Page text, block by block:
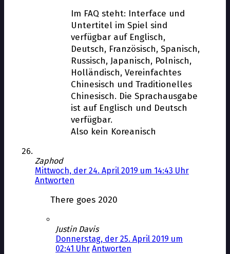
Im FAQ steht: Interface und
Untertitel im Spiel sind
verfügbar auf Englisch,
Deutsch, Französisch, Spanisch,
Russisch, Japanisch, Polnisch,
Holländisch, Vereinfachtes
Chinesisch und Traditionelles
Chinesisch. Die Sprachausgabe
ist auf Englisch und Deutsch
verfügbar.
Also kein Koreanisch
Zaphod
Mittwoch, der 24. April 2019 um 14:43 Uhr
Antworten
There goes 2020
Justin Davis
Donnerstag, der 25. April 2019 um
02:41 Uhr Antworten